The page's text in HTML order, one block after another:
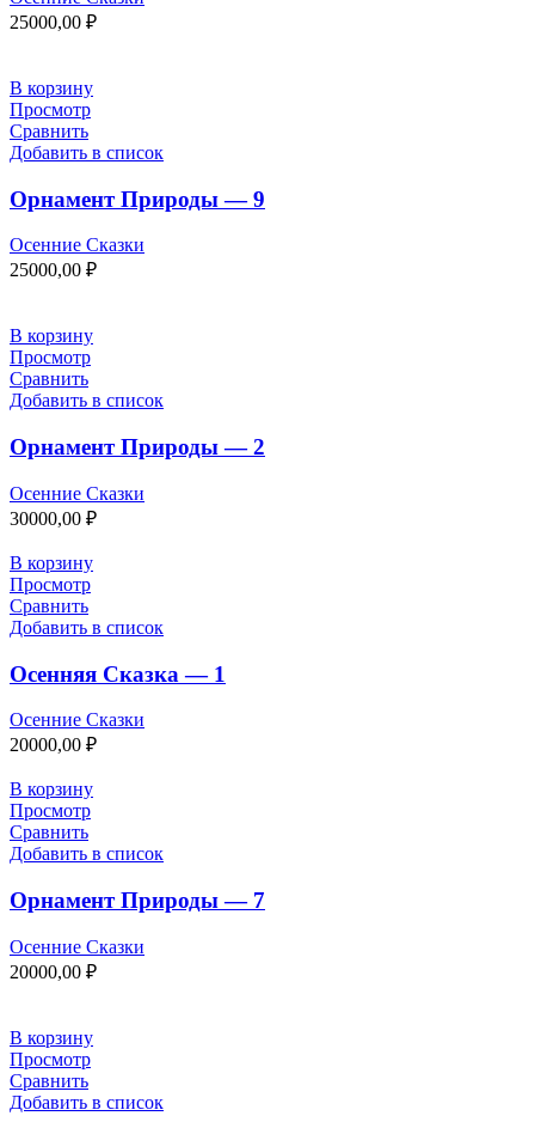
25000,00 ₽
В корзину
Просмотр
Сравнить
Добавить в список
Орнамент Природы — 9
Осенние Сказки
25000,00 ₽
В корзину
Просмотр
Сравнить
Добавить в список
Орнамент Природы — 2
Осенние Сказки
30000,00 ₽
В корзину
Просмотр
Сравнить
Добавить в список
Осенняя Сказка — 1
Осенние Сказки
20000,00 ₽
В корзину
Просмотр
Сравнить
Добавить в список
Орнамент Природы — 7
Осенние Сказки
20000,00 ₽
В корзину
Просмотр
Сравнить
Добавить в список